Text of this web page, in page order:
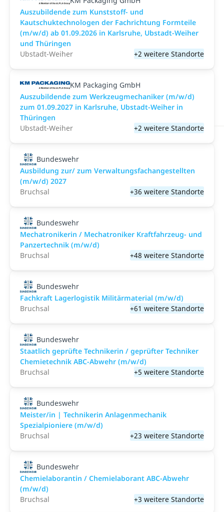
Auszubildende zum Kunststoff- und
Kautschuktechnologen der Fachrichtung Formteile
(m/w/d) ab 01.09.2026 in Karlsruhe, Ubstadt-Weiher
und Thüringen
Ubstadt-Weiher
+2 weitere Standorte
KM Packaging GmbH
Auszubildende zum Werkzeugmechaniker (m/w/d)
zum 01.09.2027 in Karlsruhe, Ubstadt-Weiher in
Thüringen
Ubstadt-Weiher
+2 weitere Standorte
Bundeswehr
Ausbildung zur/ zum Verwaltungsfachangestellten
(m/w/d) 2027
Bruchsal
+36 weitere Standorte
Bundeswehr
Mechatronikerin / Mechatroniker Kraftfahrzeug- und
Panzertechnik (m/w/d)
Bruchsal
+48 weitere Standorte
Bundeswehr
Fachkraft Lagerlogistik Militärmaterial (m/w/d)
Bruchsal
+61 weitere Standorte
Bundeswehr
Staatlich geprüfte Technikerin / geprüfter Techniker
Chemietechnik ABC-Abwehr (m/w/d)
Bruchsal
+5 weitere Standorte
Bundeswehr
Meister/in | Technikerin Anlagenmechanik
Spezialpioniere (m/w/d)
Bruchsal
+23 weitere Standorte
Bundeswehr
Chemielaborantin / Chemielaborant ABC-Abwehr
(m/w/d)
Bruchsal
+3 weitere Standorte